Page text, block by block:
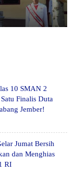
10 SMAN 2
Finalis Duta
Jember!
Jumat Bersih
dan Menghias
RI